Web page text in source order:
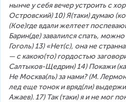
нынче у себя вечер устроить с
Островский) 10) Я(таки) думаю
(Кое)где вдали желтеет
Барин(де) завалился спать, можно
Гоголь) 13) «Нет(с), она не
— с какою(то) гордостью
Салтыков-Щедрин) 14) Покажи
Не Москва(ль) за нами? (М.
лед еще тонок и вряд(ли)
Ажаев). 17) Так (таки) я и не мог